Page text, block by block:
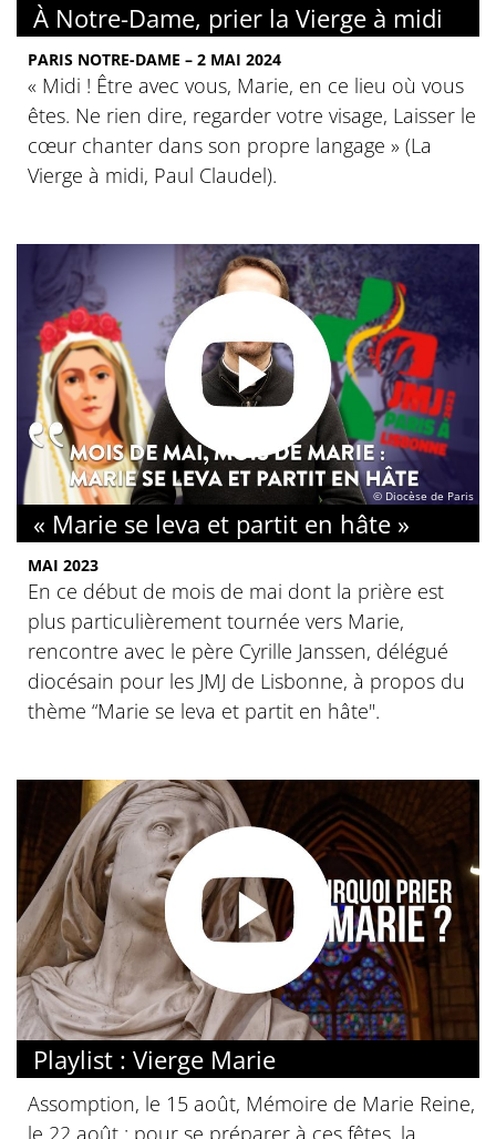
À Notre-Dame, prier la Vierge à midi
PARIS NOTRE-DAME – 2 MAI 2024
« Midi ! Être avec vous, Marie, en ce lieu où vous
êtes. Ne rien dire, regarder votre visage, Laisser le
cœur chanter dans son propre langage » (La
Vierge à midi, Paul Claudel).
© Diocèse de Paris
« Marie se leva et partit en hâte »
MAI 2023
En ce début de mois de mai dont la prière est
plus particulièrement tournée vers Marie,
rencontre avec le père Cyrille Janssen, délégué
diocésain pour les JMJ de Lisbonne, à propos du
thème “Marie se leva et partit en hâte".
Playlist : Vierge Marie
Assomption, le 15 août, Mémoire de Marie Reine,
le 22 août : pour se préparer à ces fêtes, la